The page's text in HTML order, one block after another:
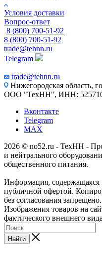
Условия доставки
Вопрос-ответ
8 (800) 700-51-92
8 (800) 700-51-92
trade@tehnn.ru
Telegram
trade@tehnn.ru
Нижегородская область,
ООО "ТехНН", ИНН:
Вконтакте
Telegram
MAX
2026 © no52.ru - ТехНН -
и нейтрального
общественного питания.
Информация, содержащаяся
публичной офертой.
без согласования запрещено.
Изображения товаров на
фактического внешнего
Найти